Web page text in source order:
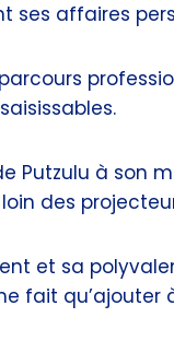
ses affaires
Putzulu à son
des
et sa
fait